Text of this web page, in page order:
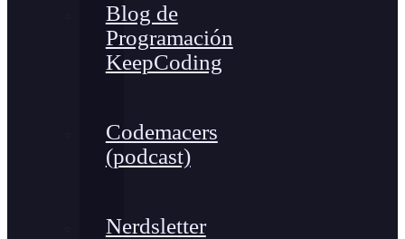
Blog de
Programación
KeepCoding
Codemacers
(podcast)
Nerdsletter